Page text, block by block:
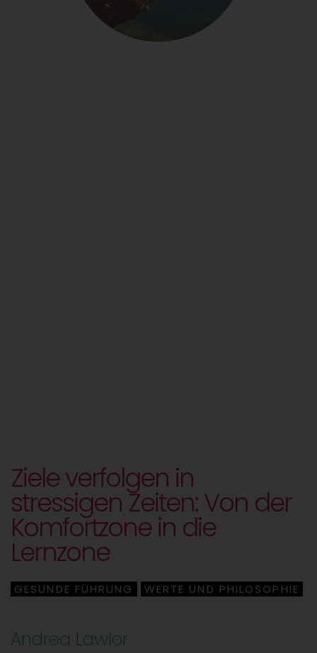
Ziele verfolgen in
stressigen Zeiten: Von der
Komfortzone in die
Lernzone
GESUNDE FÜHRUNG WERTE UND PHILOSOPHIE
Andrea Lawlor